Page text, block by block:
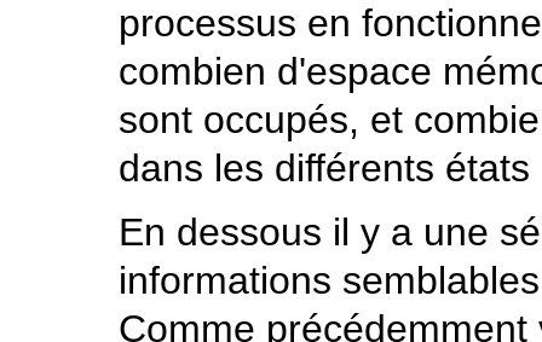
processus en
combien d'espace
sont occupés, et
dans les différents états
En dessous il y a une
informations
Comme